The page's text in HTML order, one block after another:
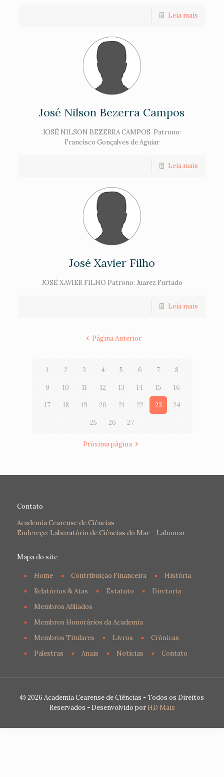
Leia mais
José Nilson Bezerra Campos
JOSÉ NILSON BEZERRA CAMPOS Patrono:
Francisco Gonçalves de Aguiar
Leia mais
José Xavier Filho
JOSÉ XAVIER FILHO Patrono: Juarez Furtado
Leia mais
Página Anterior
1 2 3 4 5 6 7 8
9 10 11 12 13 14 15 16
17 18 19 20 21 22 23 24
25 26 27
Próxima página
Contato
Academia Cearense de Ciências
Endereço: Laboratório de Ciências do Mar – Labomar
Mapa do site
Home Contribuição Financeira
História
Relatórios & Atas
Estatuto
Diretoria
Membros Afiliados
Membros Honorários da Academia
Membros Titulares
Livros
Crônicas
Palestras
Anais Notícias Contato
© 2026 Academia Cearense de Ciências - Todos os Direitos
Reservados - Desenvolvido por HD Mais